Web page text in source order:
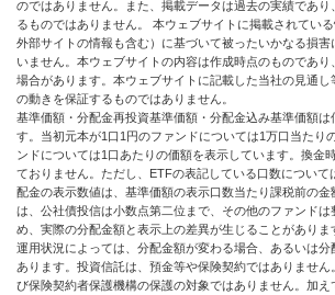
のではありません。また、掲載データは過去の実績であ
るものではありません。 本ウェブサイトに掲載されてい
外部サイトの情報も含む）に基づいて被ったいかなる損
いません。本ウェブサイトの内容は作成時点のものであ
場合があります。本ウェブサイトに記載した当社の見通
の動きを保証するものではありません。
基準価額・分配金再投資基準価額・分配金込み基準価額
す。当初元本が1口1円のファンドについては1万口当たり
ンドについては1口あたりの価額を表示しています。換金
ておりません。ただし、ETFの表記している口数について
配金の表示数値は、基準価額の表示口数当たり課税前の
は、公社債投信は小数点第二位まで、その他のファンドは
め、実際の分配金額と表示上の差異が生じることがありま
運用状況によっては、分配金額が変わる場合、あるいは
あります。投資信託は、預金等や保険契約ではありません
び保険契約者保護機構の保護の対象ではありません。加え